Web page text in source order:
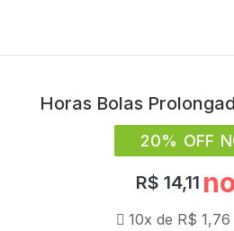
Horas Bolas
20% OFF
R$ 14,11
10x de R$ 1,76